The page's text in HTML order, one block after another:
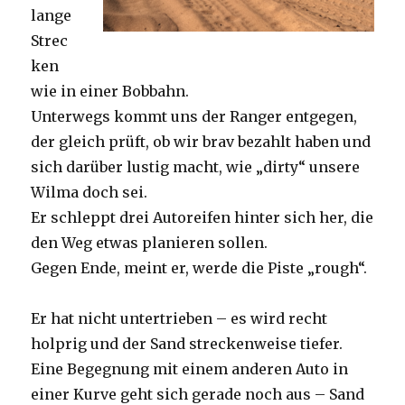
lange
Strec
ken
wie in einer Bobbahn.
Unterwegs kommt uns der Ranger entgegen,
der gleich prüft, ob wir brav bezahlt haben und
sich darüber lustig macht, wie „dirty“ unsere
Wilma doch sei.
Er schleppt drei Autoreifen hinter sich her, die
den Weg etwas planieren sollen.
Gegen Ende, meint er, werde die Piste „rough“.
Er hat nicht untertrieben – es wird recht
holprig und der Sand streckenweise tiefer.
Eine Begegnung mit einem anderen Auto in
einer Kurve geht sich gerade noch aus – Sand